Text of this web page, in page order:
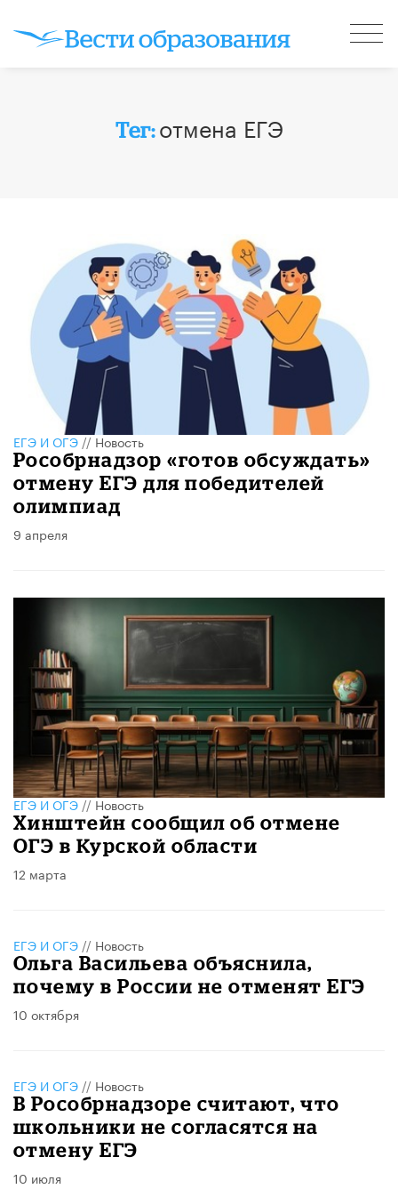
Тег:отмена ЕГЭ
ЕГЭ И ОГЭ//Новость
Рособрнадзор «готов обсуждать»
отмену ЕГЭ для победителей
олимпиад
9 апреля
ЕГЭ И ОГЭ//Новость
Хинштейн сообщил об отмене
ОГЭ в Курской области
12 марта
ЕГЭ И ОГЭ // Новость
Ольга Васильева объяснила,
почему в России не отменят ЕГЭ
10 октября
ЕГЭ И ОГЭ // Новость
В Рособрнадзоре считают, что
школьники не согласятся на
отмену ЕГЭ
10 июля